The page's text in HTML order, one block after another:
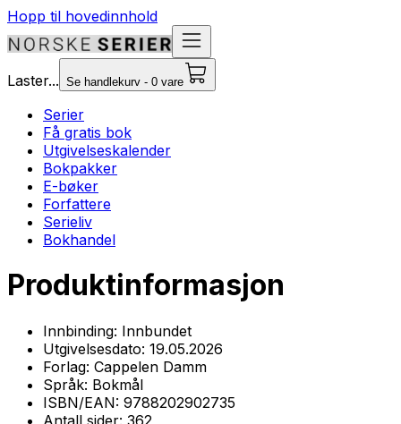
Hopp til hovedinnhold
Laster... Se handlekurv - 0 vare
Serier
Få gratis bok
Utgivelseskalender
Bokpakker
E-bøker
Forfattere
Serieliv
Bokhandel
Produktinformasjon
Innbinding: Innbundet
Utgivelsesdato: 19.05.2026
Forlag: Cappelen Damm
Språk: Bokmål
ISBN/EAN: 9788202902735
Antall sider: 362